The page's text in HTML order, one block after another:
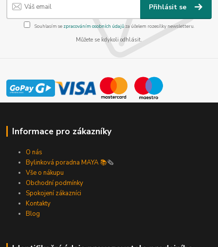
Přihlásit se
Souhlasím se zpracováním osobních údajůza účelem rozesílky newsletteru.
Můžete se kdykoli odhlásit.
Informace pro zákazníky
O nás
Bylinková poradna MAYA 📚🗞️
Vše o nákupu
Obchodní podmínky
Spokojení zákazníci
Kontakty
Blog